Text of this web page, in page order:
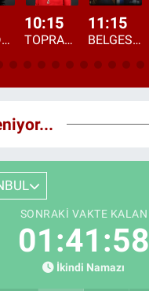
ÜLKE'DE BU SABAH
10:15
TOPRAKTAN SOFRAYA
11:15
BELGESEL: "ÜLKE'NİN ALIN TERİ"
SONRAKI VAKTE KALAN
01:41:57
İkindi Namazı